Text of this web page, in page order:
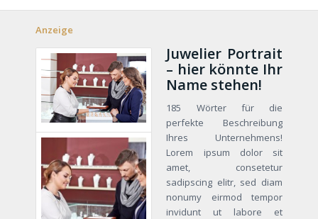
Anzeige
Juwelier Portrait
– hier könnte Ihr
Name stehen!
185 Wörter für die
perfekte Beschreibung
Ihres Unternehmens!
Lorem ipsum dolor sit
amet, consetetur
sadipscing elitr, sed diam
nonumy eirmod tempor
invidunt ut labore et